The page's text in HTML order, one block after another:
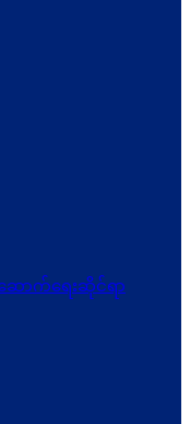
ာက်ရေးဆိုင်ရာ